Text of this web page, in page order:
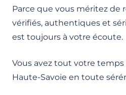
Parce que vous méritez de
vérifiés, authentiques et
est toujours à votre écoute.
Vous avez tout votre
Haute-Savoie en toute